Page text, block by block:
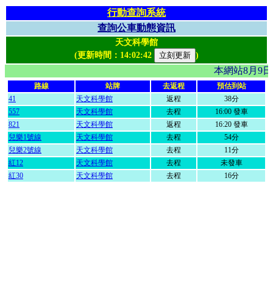
行動查詢系統
查詢公車動態資訊
天文科學館
(更新時間： 14:02:42 )
本網站8月9
路線 站牌 去返程
預估到站
41
天文科學館 返程
38分
557
天文科學館 去程
16:00 發車
821
天文科學館 返程
16:20 發車
兒樂1號線
天文科學館 去程
54分
兒樂2號線
天文科學館 去程
11分
紅12
天文科學館 去程
未發車
紅30
天文科學館 去程 16分